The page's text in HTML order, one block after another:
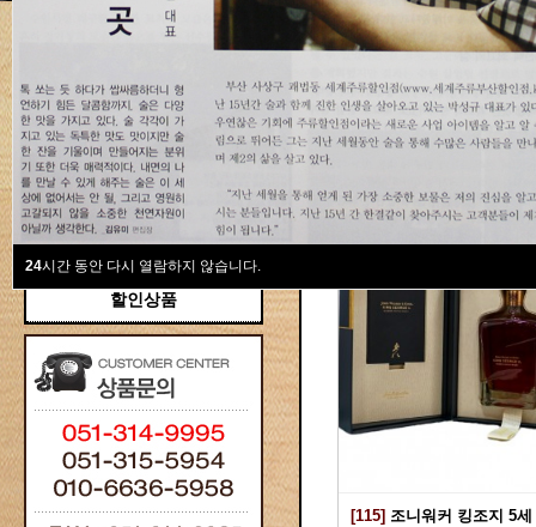
24시간 동안 다시 열람하지 않습니다.
새계주류부산할인점
위스키
브랜디/꼬냑
와인선물세트
와인
선물용
할인상품
Total 115건1 페이지
[115] 조니워커 킹조지 5세